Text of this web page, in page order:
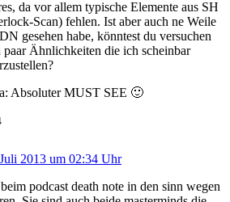
da vor allem typische Elemente aus SH
Scan) fehlen. Ist aber auch ne Weile
gesehen habe, könntest du versuchen
paar Ähnlichkeiten die ich scheinbar
Absoluter MUST SEE 🙂
2013 um 02:34 Uhr
podcast death note in den sinn wegen